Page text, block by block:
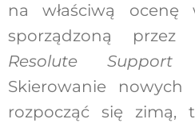
na właściwą ocenę
sporządzoną
Resolute Supportw
Skierowanie nowych
rozpocząć się zimą,